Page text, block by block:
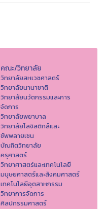
คณะ/วิทยาลัย
วิทยาลัยสหเวชศาสตร์
วิทยาลัยนานาชาติ
วิทยาลัยนวัตกรรมและการ
จัดการ
วิทยาลัยพยาบาล
วิทยาลัยโลจิสติกส์และ
ซัพพลายเชน
บัณฑิตวิทยาลัย
ครุศาสตร์
วิทยาศาสตร์และเทคโนโลยี
มนุษยศาสตร์และสังคมศาสตร์
เทคโนโลยีอุตสาหกรรม
วิทยาการจัดการ
ศิลปกรรมศาสตร์